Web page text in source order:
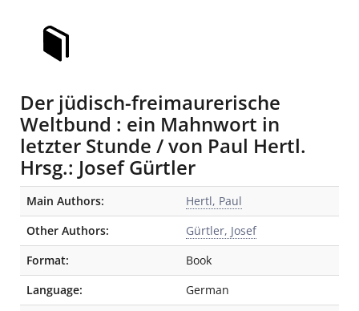
Der jüdisch-freimaurerische
Weltbund : ein Mahnwort in
letzter Stunde / von Paul Hertl.
Hrsg.: Josef Gürtler
Bibliographic Details
Main Authors:
Hertl, Paul
Other Authors:
Gürtler, Josef
Format:
Book
Language:
German